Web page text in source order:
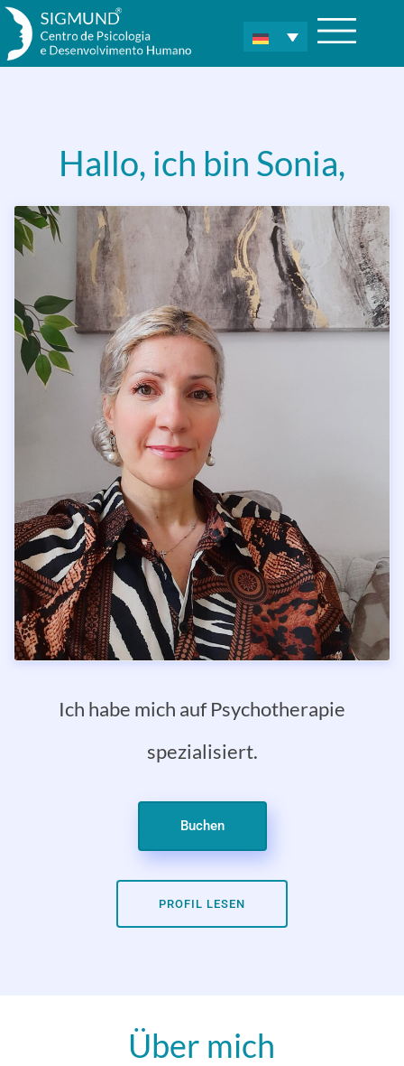
Hallo, ich bin Sonia,
Ich habe mich auf Psychotherapie
spezialisiert.
Buchen
PROFIL LESEN
Über mich